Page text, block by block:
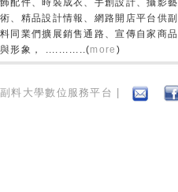
飾配件、時裝成衣、手創設計、攝影藝
術、精品設計情報、網路開店平台供副
料同業們擴展銷售通路、宣傳自家商品
與形象， ............(more )
副料大學數位服務平台 |